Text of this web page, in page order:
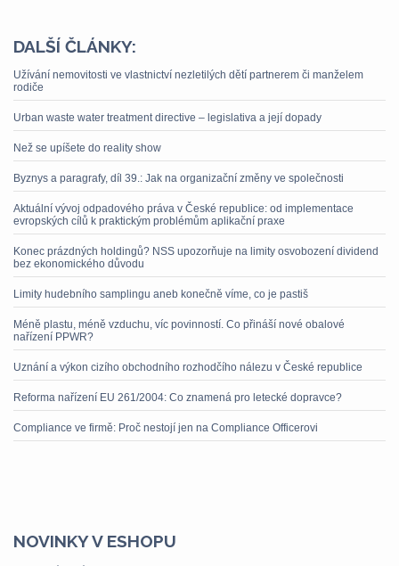
DALŠÍ ČLÁNKY:
Užívání nemovitosti ve vlastnictví nezletilých dětí partnerem či manželem
rodiče
Urban waste water treatment directive – legislativa a její dopady
Než se upíšete do reality show
Byznys a paragrafy, díl 39.: Jak na organizační změny ve společnosti
Aktuální vývoj odpadového práva v České republice: od implementace
evropských cílů k praktickým problémům aplikační praxe
Konec prázdných holdingů? NSS upozorňuje na limity osvobození dividend
bez ekonomického důvodu
Limity hudebního samplingu aneb konečně víme, co je pastiš
Méně plastu, méně vzduchu, víc povinností. Co přináší nové obalové
nařízení PPWR?
Uznání a výkon cizího obchodního rozhodčího nálezu v České republice
Reforma nařízení EU 261/2004: Co znamená pro letecké dopravce?
Compliance ve firmě: Proč nestojí jen na Compliance Officerovi
NOVINKY V ESHOPU